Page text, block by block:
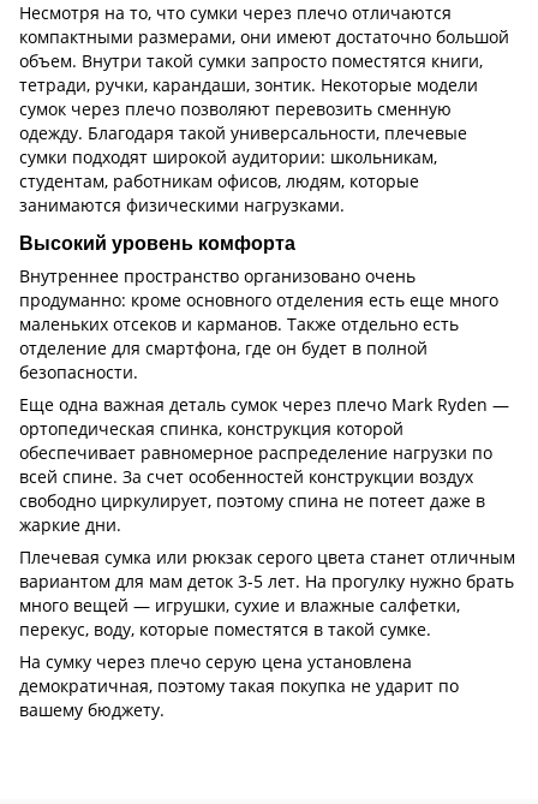
Несмотря на то, что сумки через плечо отличаются
компактными размерами, они имеют достаточно большой
объем. Внутри такой сумки запросто поместятся книги,
тетради, ручки, карандаши, зонтик. Некоторые модели
сумок через плечо позволяют перевозить сменную
одежду. Благодаря такой универсальности, плечевые
сумки подходят широкой аудитории: школьникам,
студентам, работникам офисов, людям, которые
занимаются физическими нагрузками.
Высокий уровень комфорта
Внутреннее пространство организовано очень
продуманно: кроме основного отделения есть еще много
маленьких отсеков и карманов. Также отдельно есть
отделение для смартфона, где он будет в полной
безопасности.
Еще одна важная деталь сумок через плечо Mark Ryden —
ортопедическая спинка, конструкция которой
обеспечивает равномерное распределение нагрузки по
всей спине. За счет особенностей конструкции воздух
свободно циркулирует, поэтому спина не потеет даже в
жаркие дни.
Плечевая сумка или рюкзак серого цвета станет отличным
вариантом для мам деток 3-5 лет. На прогулку нужно брать
много вещей — игрушки, сухие и влажные салфетки,
перекус, воду, которые поместятся в такой сумке.
На сумку через плечо серую цена установлена
демократичная, поэтому такая покупка не ударит по
вашему бюджету.